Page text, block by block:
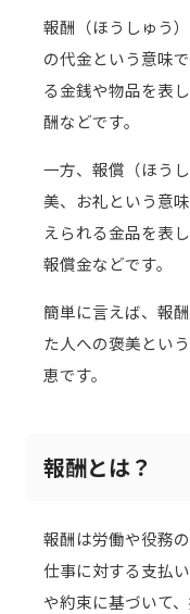
報酬（ほうしゅう
の代金という意味
る金銭や物品を表
酬などです。
一方、報償（ほう
美、お礼という意
えられる金品を表
報償金などです。
簡単に言えば、報
た人への褒美とい
恵です。
報酬とは？
報酬は労働や役務
仕事に対する支払
や約束に基づいて